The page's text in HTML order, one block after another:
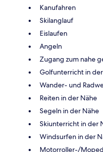
Kanufahren
Skilanglauf
Eislaufen
Angeln
Zugang zum nahe
Golfunterricht in
Wander- und
Reiten in der Nähe
Segeln in der Nähe
Skiunterricht in der
Windsurfen in der
Motorroller-/